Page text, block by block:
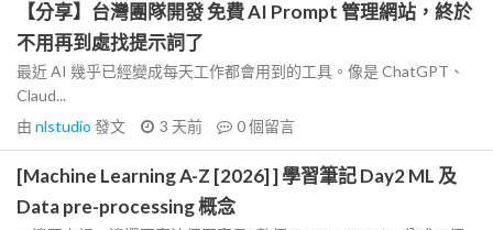
【分享】台灣團隊開發 免費 AI Prompt 管理網站，終於
不用再到處找提示詞了
最近 AI 幾乎已經變成每天工作都會用到的工具。像是 ChatGPT、
Claud...
由 nlstudio 發文 3 天前 0個留言
[Machine Learning A-Z [2026] ] 學習筆記 Day2 ML 及
Data pre-processing 概念